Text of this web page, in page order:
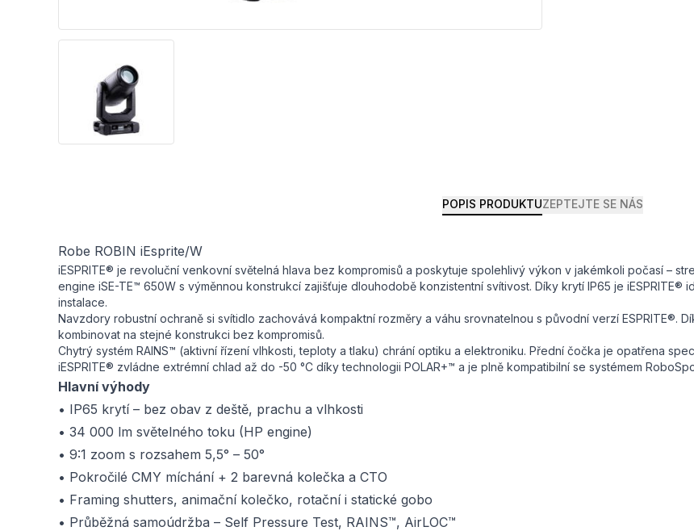
POPIS PRODUKTUZEPTEJTE SE NÁS
Robe ROBIN iEsprite/W
iESPRITE® je revoluční venkovní světelná hlava bez kompromisů a poskytuje spolehlivý výkon v jakémkoli počasí –
engine iSE-TE™ 650W s výměnnou konstrukcí zajišťuje dlouhodobě konzistentní svítivost. Díky krytí IP65 je
instalace.
Navzdory robustní ochraně si svítidlo zachovává kompaktní rozměry a váhu srovnatelnou s původní verzí ESPRITE®.
kombinovat na stejné konstrukci bez kompromisů.
Chytrý systém RAINS™ (aktivní řízení vlhkosti, teploty a tlaku) chrání optiku a elektroniku. Přední čočka je opatřena
iESPRITE® zvládne extrémní chlad až do -50 °C díky technologii POLAR+™ a je plně kompatibilní se systémem
Hlavní výhody
• IP65 krytí – bez obav z deště, prachu a vlhkosti
• 34 000 lm světelného toku (HP engine)
• 9:1 zoom s rozsahem 5,5° – 50°
• Pokročilé CMY míchání + 2 barevná kolečka a CTO
• Framing shutters, animační kolečko, rotační i statické gobo
• Průběžná samoúdržba – Self Pressure Test, RAINS™, AirLOC™